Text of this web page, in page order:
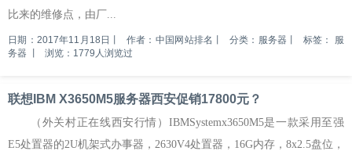
比来的维修点，由厂...
日期：2017年11月18日 作者：中国网站排名 分类：服务器 标签： 服
务器
浏览：1779人浏览过
联想IBM X3650M5服务器西安促销17800元？
（外关村正在线西安行情）IBMSystemx3650M5是一款采用至强
E5处置器的2U机架式办事器，2630V4处置器，16G内存，8x2.5盘位，